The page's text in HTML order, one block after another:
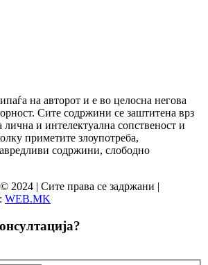
на авторот и е во целосна негова
Сите содржини се заштитена врз
лична и интелектуална сопственост и
приметите злоупотреба,
содржини, слободно
2024 | Сите права се задржани |
WEB.MK